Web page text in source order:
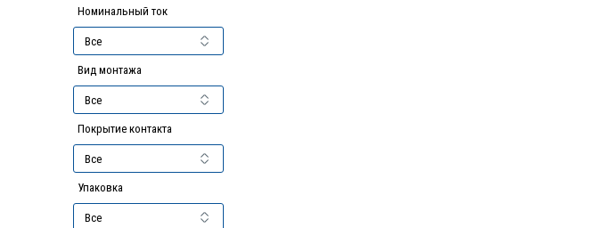
Номинальный ток
Вид монтажа
Покрытие контакта
Упаковка